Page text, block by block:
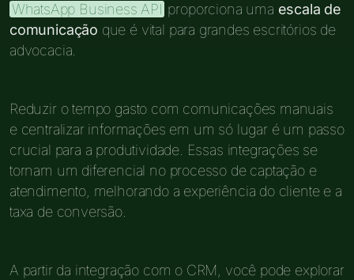
WhatsApp Business API proporciona uma escala de
comunicação que é vital para grandes escritórios de
advocacia.
Reduzir o tempo gasto com comunicações manuais
e centralizar informações em um só lugar é um passo
crucial para a produtividade. Essas integrações se
tornam um diferencial no processo de captação e
atendimento, melhorando a experiência do cliente e a
taxa de conversão.
A partir da integração com o CRM, você pode explorar